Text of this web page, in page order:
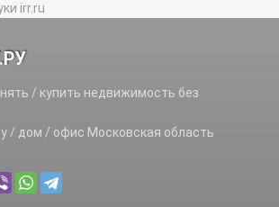
irr.ru
/ купить недвижимость без
/ дом / офис Московская область